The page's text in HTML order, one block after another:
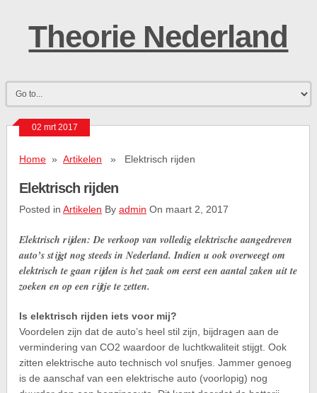
Theorie Nederland
02 mrt 2017
Home »Artikelen » Elektrisch rijden
Elektrisch rijden
Posted inArtikelen Byadmin On maart 2, 2017
Elektrisch rijden: De verkoop van volledig elektrische aangedreven
auto’s stijgt nog steeds in Nederland. Indien u ook overweegt om
elektrisch te gaan rijden is het zaak om eerst een aantal zaken uit te
zoeken en op een rijtje te zetten.
Is elektrisch rijden iets voor mij?
Voordelen zijn dat de auto’s heel stil zijn, bijdragen aan de
vermindering van CO2 waardoor de luchtkwaliteit stijgt. Ook
zitten elektrische auto technisch vol snufjes. Jammer genoeg
is de aanschaf van een elektrische auto (voorlopig) nog